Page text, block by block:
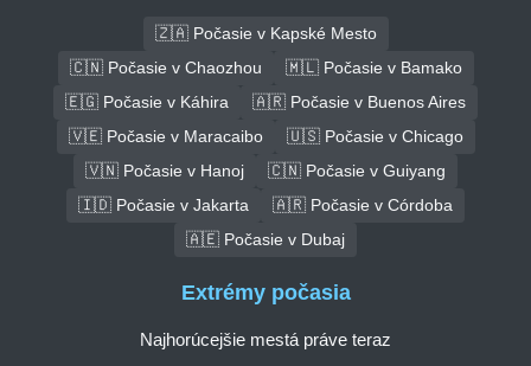
🇿🇦 Počasie v Kapské Mesto
🇨🇳 Počasie v Chaozhou
🇲🇱 Počasie v Bamako
🇪🇬 Počasie v Káhira
🇦🇷 Počasie v Buenos Aires
🇻🇪 Počasie v Maracaibo
🇺🇸 Počasie v Chicago
🇻🇳 Počasie v Hanoj
🇨🇳 Počasie v Guiyang
🇮🇩 Počasie v Jakarta
🇦🇷 Počasie v Córdoba
🇦🇪 Počasie v Dubaj
Extrémy počasia
Najhorúcejšie mestá práve teraz